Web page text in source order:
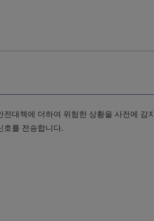
대책에 더하여 위험한 상황을 사전에 감
호를 전송합니다.